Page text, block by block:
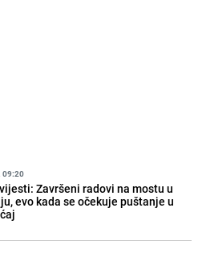
09:20
Završeni radovi na mostu u
evo kada se očekuje puštanje u